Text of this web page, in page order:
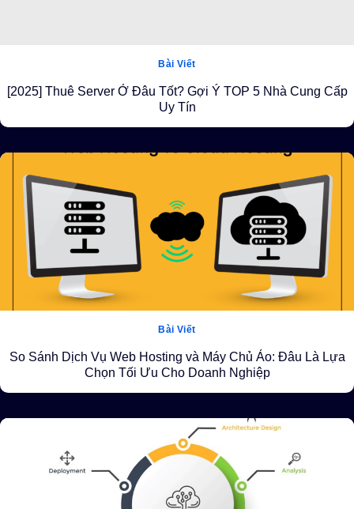
Bài Viết
[2025] Thuê Server Ở Đâu Tốt? Gợi Ý TOP 5 Nhà Cung Cấp
Uy Tín
Bài Viết
So Sánh Dịch Vụ Web Hosting và Máy Chủ Ảo: Đâu Là Lựa
Chọn Tối Ưu Cho Doanh Nghiệp